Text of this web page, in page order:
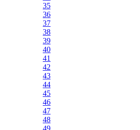
35
36
37
38
39
40
41
42
43
44
45
46
47
48
49